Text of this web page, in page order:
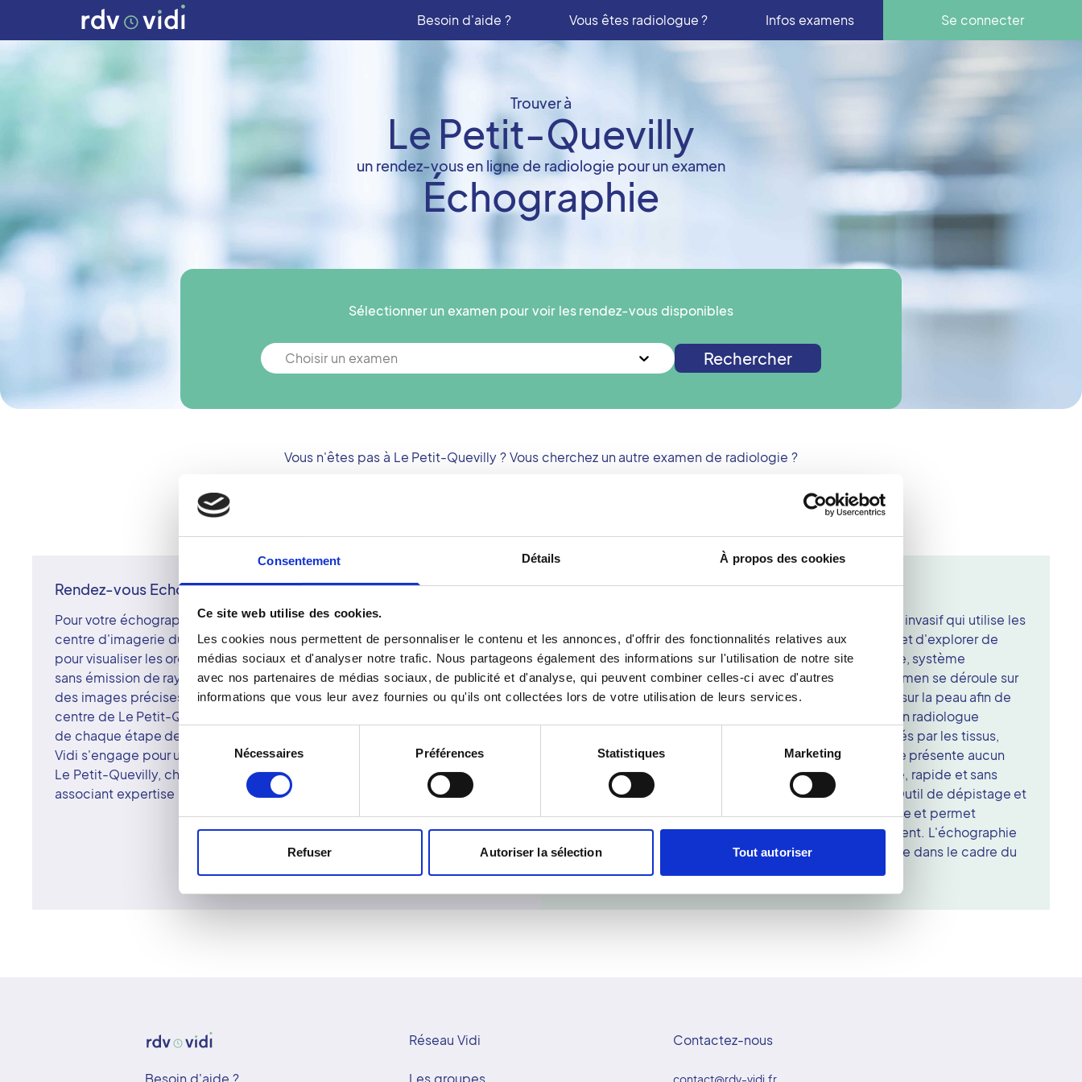
Consentement Détails À propos des cookies
Ce site web utilise des cookies.
Les cookies nous permettent de personnaliser le contenu et les annonces, d'offrir des fonctionnalités relatives aux
médias sociaux et d'analyser notre trafic. Nous partageons également des informations sur l'utilisation de notre site
avec nos partenaires de médias sociaux, de publicité et d'analyse, qui peuvent combiner celles-ci avec d'autres
informations que vous leur avez fournies ou qu'ils ont collectées lors de votre utilisation de leurs services.
Sélection
du
consentement
Nécessaires Préférences Statistiques Marketing
Refuser Autoriser la sélection Tout autoriser
Besoin d'aide ? Vous êtes radiologue ? Infos examens Se connecter
Trouver à
Le Petit-Quevilly
un rendez-vous en ligne de radiologie pour un examen
Échographie
Sélectionner un examen pour voir les rendez-vous disponibles
Choisir un examen Rechercher
Vous n'êtes pas à Le Petit-Quevilly? Vous cherchez un autre examen de radiologie ?
Rendez-vous Echographie à Le Petit Quevilly
Pour votre échographie à Le Petit-Quevilly, prenez rendez-vous dans un
centre d'imagerie du réseau Vidi. L'échographie repose sur les ultrasons
pour visualiser les organes internes, les vaisseaux sanguins ou les tissus,
sans émission de rayons X. Examen indolore et sûr, elle permet d'obtenir
des images précises utiles à de nombreux diagnostics. Les radiologues du
centre de Le Petit-Quevilly, surspécialisés et attentifs, assurent la qualité
de chaque étape de l'examen, de la réalisation à l'interprétation. Le réseau
Vidi s'engage pour une imagerie médicale fiable, accessible et humaine. À
Le Petit-Quevilly, chaque échographie se déroule dans un cadre apaisant,
associant expertise médicale et attention au patient.
Votre échographie à Le Petit Quevilly
L'échographie est un examen d'imagerie médicale non invasif qui utilise les
ultrasons pour visualiser les organes internes. Elle permet d'explorer de
nombreuses zones du corps : abdomen, pelvis, thyroïde, système
vasculaire, ou encore le fotus durant la grossesse. L'examen se déroule sur
une table, le patient étant allongé. Un gel est appliqué sur la peau afin de
favoriser la transmission des ondes sonores. Le médecin radiologue
déplace ensuite une sonde qui capte les échos renvoyés par les tissus,
transformés en images en temps réel. L'échographie ne présente aucun
risque, car elle n'émet pas de rayons X. Elle est indolore, rapide et sans
préparation particulière, sauf indications spécifiques. Outil de dépistage et
de suivi, elle offre une excellente précision diagnostique et permet
d'observer le fonctionnement des organes en mouvement. L'échographie
reste ainsi une méthode sûre, fiable et largement utilisée dans le cadre du
diagnostic médical.
Besoin d'aide ?
Réseau Vidi
Les groupes
Contactez-nous
contact@rdv-vidi.fr